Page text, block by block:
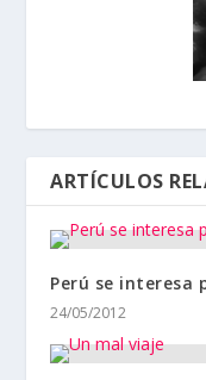
ARTÍCULOS
Perú se interesa
24/05/2012